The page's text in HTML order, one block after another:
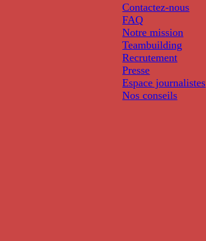
Contactez-nous
FAQ
Notre mission
Teambuilding
Recrutement
Presse
Espace journalistes
Nos conseils